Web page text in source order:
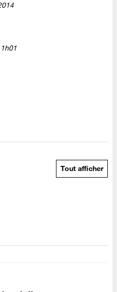
1h01
Tout afficher